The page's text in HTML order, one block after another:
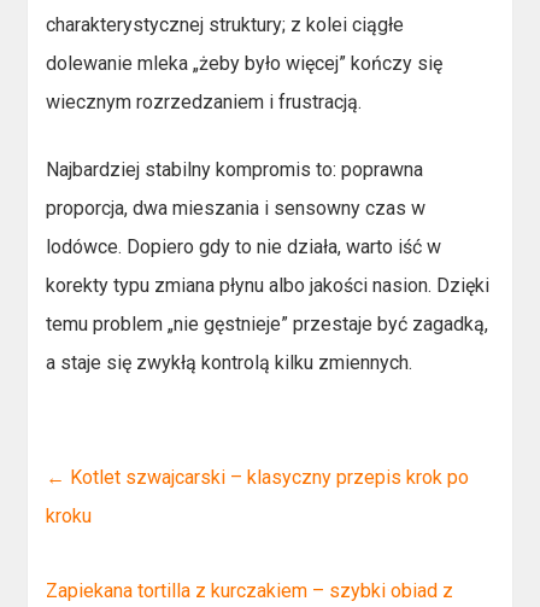
charakterystycznej struktury; z kolei ciągłe
dolewanie mleka „żeby było więcej” kończy się
wiecznym rozrzedzaniem i frustracją.
Najbardziej stabilny kompromis to: poprawna
proporcja, dwa mieszania i sensowny czas w
lodówce. Dopiero gdy to nie działa, warto iść w
korekty typu zmiana płynu albo jakości nasion. Dzięki
temu problem „nie gęstnieje” przestaje być zagadką,
a staje się zwykłą kontrolą kilku zmiennych.
← Kotlet szwajcarski – klasyczny przepis krok po
kroku
Zapiekana tortilla z kurczakiem – szybki obiad z